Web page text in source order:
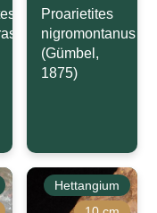
Proarietites
nigromontanus
(Gümbel,
1875)
Hettangium